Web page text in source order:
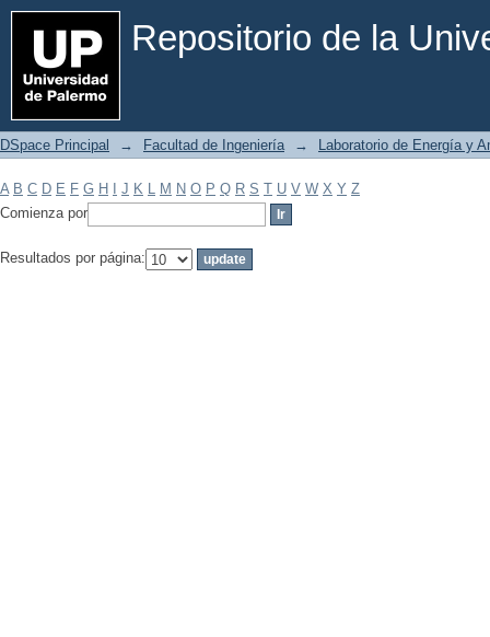
Repositorio de la
Filtrar por: Materia
DSpace Principal → Facultad de Ingeniería → Laboratorio de Energía y
A B C D E F G H J K L M N O P Q R S T U V W X Y Z
Comienza por
Resultados por página: